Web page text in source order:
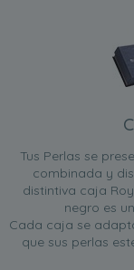
Tus Perlas se
combinada y
distintiva caja
negro es
Cada caja se
que sus perlas